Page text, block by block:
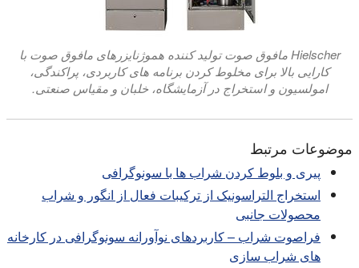
Hielscher مافوق صوت تولید کننده هموژنایزرهای مافوق صوت با
کارایی بالا برای مخلوط کردن برنامه های کاربردی، پراکندگی،
امولسیون و استخراج در آزمایشگاه، خلبان و مقیاس صنعتی.
موضوعات مرتبط
پیری و بلوط کردن شراب ها با سونوگرافی
استخراج التراسونیک از ترکیبات فعال از انگور و شراب
محصولات جانبی
فراصوت شراب – کاربردهای نوآورانه سونوگرافی در کارخانه
های شراب سازی